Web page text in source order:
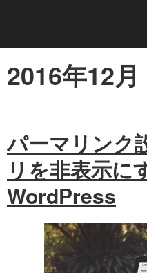
2016年12月
パーマリンク
リを非表示に
WordPress